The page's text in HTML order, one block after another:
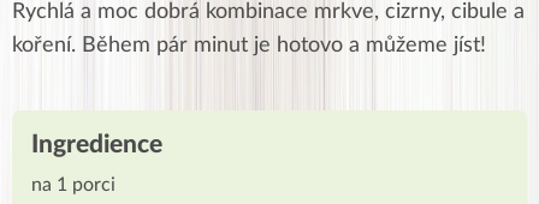
Rychlá a moc dobrá kombinace mrkve, cizrny, cibule a
koření. Během pár minut je hotovo a můžeme jíst!
Ingredience
na 1 porci